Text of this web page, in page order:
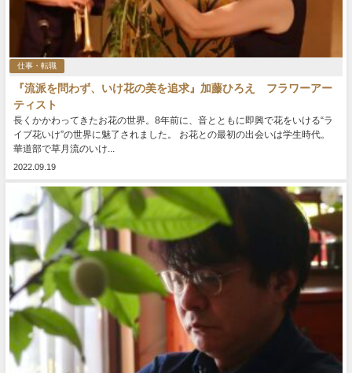
仕事・転職
『流派を問わず、いけ花の美を追求』加藤ひろえ フラワーアー
ティスト
長くかかわってきたお花の世界。8年前に、音とともに即興で花をいける“ラ
イブ花いけ”の世界に魅了されました。 お花との最初の出会いは学生時代。
華道部で草月流のいけ...
2022.09.19